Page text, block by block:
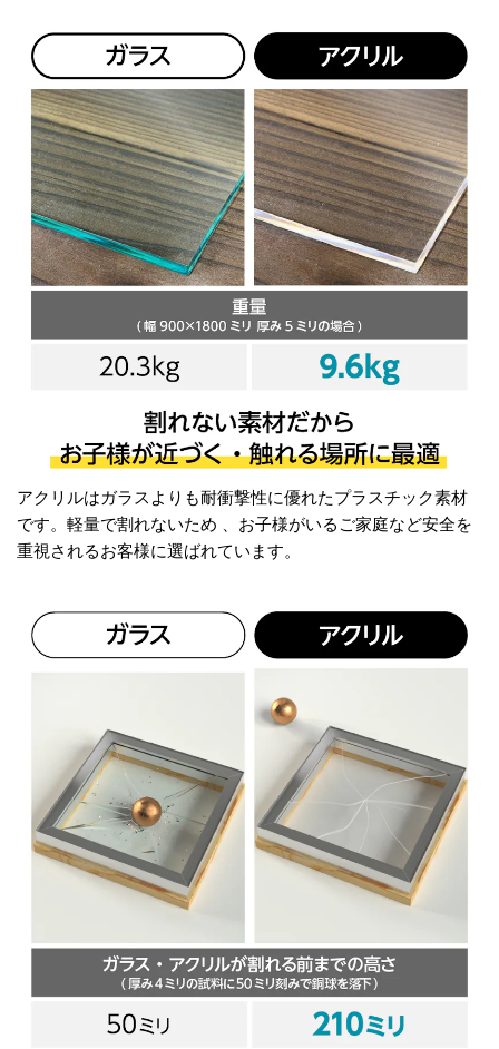
アクリルはガラスよりも耐衝撃性に優れたプラスチック素材
です。 軽量で割れないため 、お子様がいるご家庭など安全を
重視 されるお客様に選ばれています。